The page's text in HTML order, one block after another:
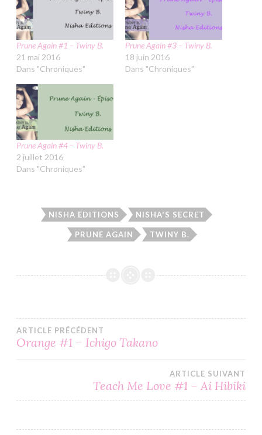
Prune Again #1 – Twiny B.
21 mai 2016
Dans "Chroniques"
Prune Again #3 – Twiny B.
18 juin 2016
Dans "Chroniques"
Prune Again #4 – Twiny B.
2 juillet 2016
Dans "Chroniques"
NISHA EDITIONS NISHA'S SECRET
PRUNE AGAIN TWINY B.
Navigation
ARTICLE PRÉCÉDENT
Orange #1 – Ichigo Takano
ARTICLE SUIVANT
Teach Me Love #1 – Ai Hibiki